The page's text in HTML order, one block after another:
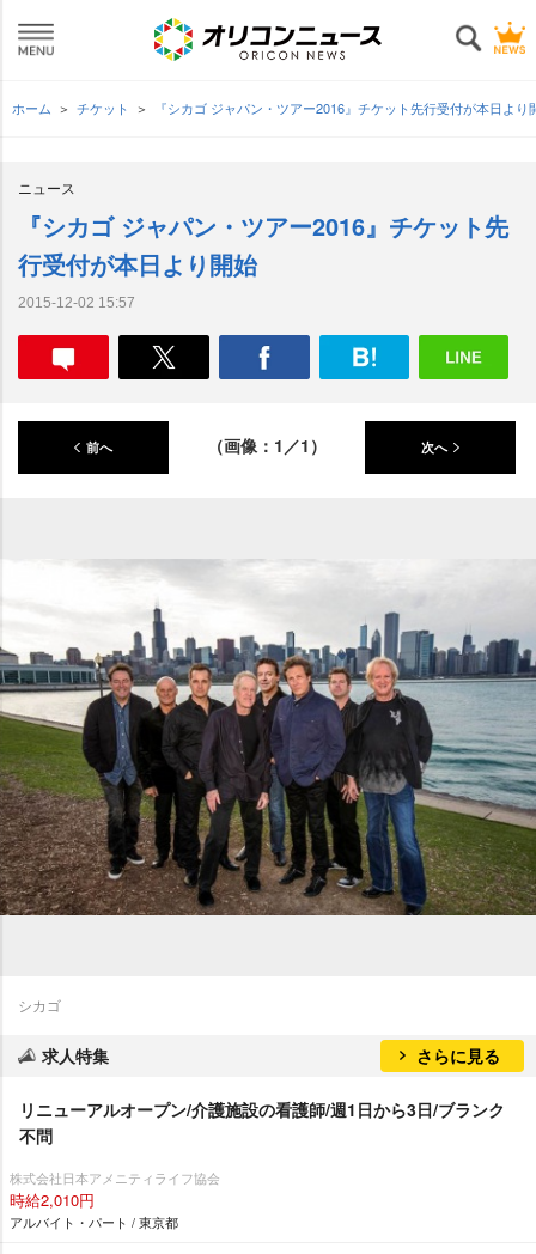
ホーム チケット 『シカゴ ジャパン・ツアー2016』チケット先行受付が本日より
ニュース
『シカゴ ジャパン・ツアー2016』チケット先
行受付が本日より開始
2015-12-02 15:57
前へ （画像：1／1） 次へ
シカゴ
求人特集 さらに見る
リニューアルオープン/介護施設の看護師/週1日から3日/ブランク
不問
株式会社日本アメニティライフ協会
時給2,010円
アルバイト・パート / 東京都